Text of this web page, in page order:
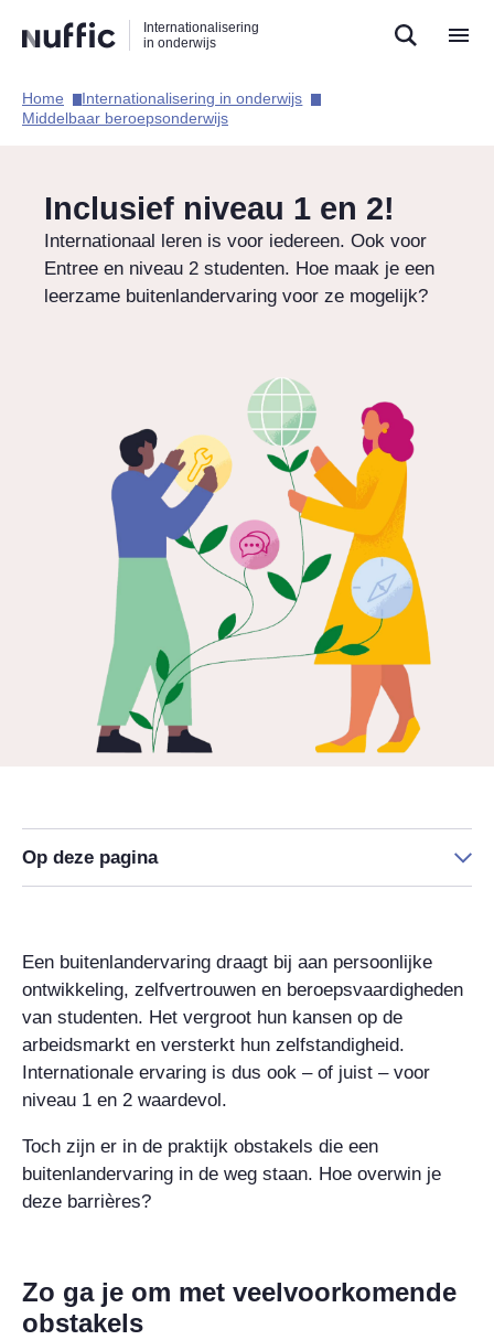
naar
zoekfunctie
naar
hoofdnavigatie
naar
inhoud
Internationalisering
in onderwijs
Hoofdnavigatie
Home​
Internationalisering in onderwijs​
Middelbaar beroepsonderwijs​
Inclusief niveau 1 en 2!
Internationaal leren is voor iedereen. Ook voor
Entree en niveau 2 studenten. Hoe maak je een
leerzame buitenlandervaring voor ze mogelijk?
Op deze pagina
Een buitenlandervaring draagt bij aan persoonlijke
ontwikkeling, zelfvertrouwen en beroepsvaardigheden
van studenten. Het vergroot hun kansen op de
arbeidsmarkt en versterkt hun zelfstandigheid.
Internationale ervaring is dus ook – of juist – voor
niveau 1 en 2 waardevol.
Toch zijn er in de praktijk obstakels die een
buitenlandervaring in de weg staan. Hoe overwin je
deze barrières?
Zo ga je om met veelvoorkomende
obstakels